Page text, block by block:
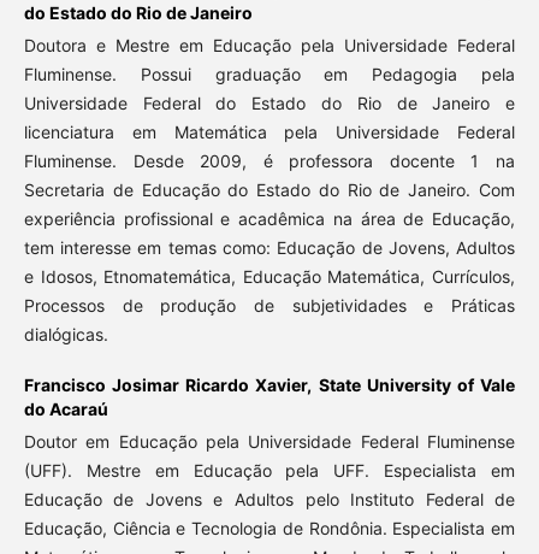
do Estado do Rio de Janeiro
Doutora e Mestre em Educação pela Universidade Federal
Fluminense. Possui graduação em Pedagogia pela
Universidade Federal do Estado do Rio de Janeiro e
licenciatura em Matemática pela Universidade Federal
Fluminense. Desde 2009, é professora docente 1 na
Secretaria de Educação do Estado do Rio de Janeiro. Com
experiência profissional e acadêmica na área de Educação,
tem interesse em temas como: Educação de Jovens, Adultos
e Idosos, Etnomatemática, Educação Matemática, Currículos,
Processos de produção de subjetividades e Práticas
dialógicas.
Francisco Josimar Ricardo Xavier, State University of Vale
do Acaraú
Doutor em Educação pela Universidade Federal Fluminense
(UFF). Mestre em Educação pela UFF. Especialista em
Educação de Jovens e Adultos pelo Instituto Federal de
Educação, Ciência e Tecnologia de Rondônia. Especialista em